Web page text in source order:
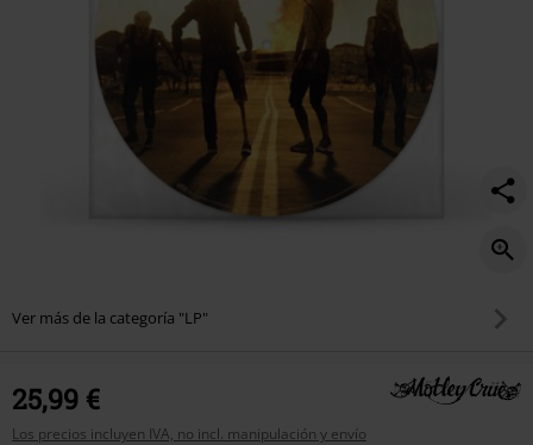
Ver más de la categoría "LP"
25,99 €
Los precios incluyen IVA, no incl. manipulación y envío